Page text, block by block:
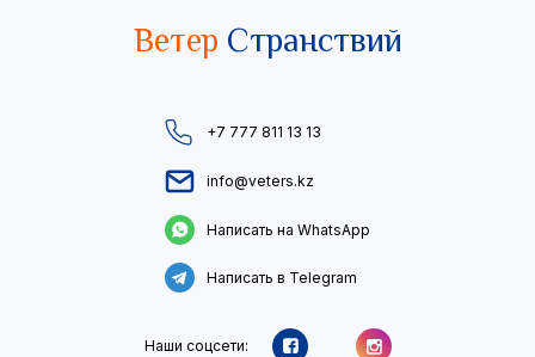
Ветер Странствий
+7 777 811 13 13
info@veters.kz
Написать на WhatsApp
Написать в Telegram
Наши соцсети: